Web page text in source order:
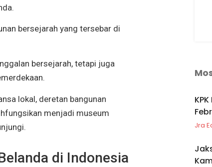
bersejarah yang tersebar di
bersejarah, tetapi juga
lokal, deretan bangunan
menjadi museum
di Indonesia
Jra